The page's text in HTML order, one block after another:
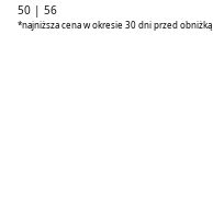
50 | 56
*najniższa cena w okresie 30 dni przed obniżką